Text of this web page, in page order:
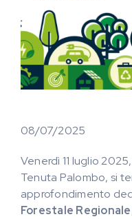
08/07/2025
Venerdì 11 luglio
Tenuta Palombo, si
approfondimento
Forestale Regionale